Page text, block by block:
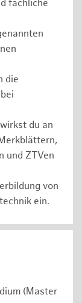
fachliche
die
du an
und ZTVen
von
ein.
(Master